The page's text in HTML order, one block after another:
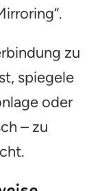
zu
spiegele
oder
– zu